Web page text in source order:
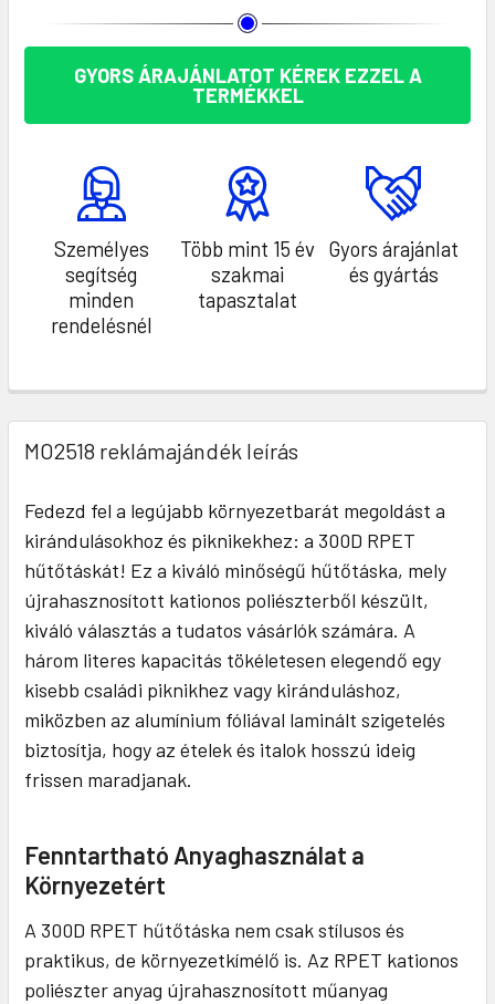
GYORS ÁRAJÁNLATOT KÉREK EZZEL A
TERMÉKKEL
Személyes
segítség
minden
rendelésnél
Több mint 15 év
szakmai
tapasztalat
Gyors árajánlat
és gyártás
MO2518 reklámajándék leírás
Fedezd fel a legújabb környezetbarát megoldást a
kirándulásokhoz és piknikekhez: a 300D RPET
hűtőtáskát! Ez a kiváló minőségű hűtőtáska, mely
újrahasznosított kationos poliészterből készült,
kiváló választás a tudatos vásárlók számára. A
három literes kapacitás tökéletesen elegendő egy
kisebb családi piknikhez vagy kiránduláshoz,
miközben az alumínium fóliával laminált szigetelés
biztosítja, hogy az ételek és italok hosszú ideig
frissen maradjanak.
Fenntartható Anyaghasználat a
Környezetért
A 300D RPET hűtőtáska nem csak stílusos és
praktikus, de környezetkímélő is. Az RPET kationos
poliészter anyag újrahasznosított műanyag